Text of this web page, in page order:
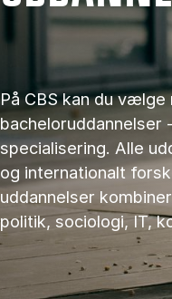
På CBS kan du
bacheloruddannelser
specialisering. Alle
og internationalt
uddannelser
politik, sociologi, IT,